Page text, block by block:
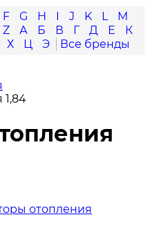
F G H I J K L
M
Z А Б В Г Д Е
К
Х Ц Э
1,84
отопления